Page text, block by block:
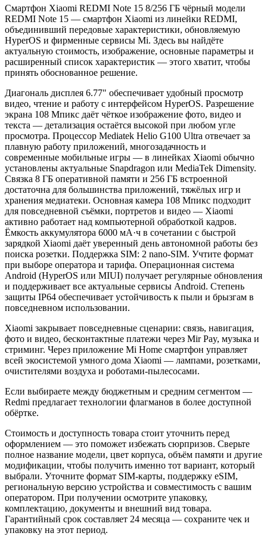
Смартфон Xiaomi REDMI Note 15 8/256 ГБ чёрный модели
REDMI Note 15 — смартфон Xiaomi из линейки REDMI,
объединивший передовые характеристики, обновляемую
HyperOS и фирменные сервисы Mi. Здесь вы найдёте
актуальную стоимость, изображение, основные параметры и
расширенный список характеристик — этого хватит, чтобы
принять обоснованное решение.
Диагональ дисплея 6.77" обеспечивает удобный просмотр
видео, чтение и работу с интерфейсом HyperOS. Разрешение
экрана 108 Мпикс даёт чёткое изображение фото, видео и
текста — детализация остаётся высокой при любом угле
просмотра. Процессор Mediatek Helio G100 Ultra отвечает за
плавную работу приложений, многозадачность и
современные мобильные игры — в линейках Xiaomi обычно
установлены актуальные Snapdragon или MediaTek Dimensity.
Связка 8 ГБ оперативной памяти и 256 ГБ встроенной
достаточна для большинства приложений, тяжёлых игр и
хранения медиатеки. Основная камера 108 Мпикс подходит
для повседневной съёмки, портретов и видео — Xiaomi
активно работает над компьютерной обработкой кадров.
Ёмкость аккумулятора 6000 мА·ч в сочетании с быстрой
зарядкой Xiaomi даёт уверенный день автономной работы без
поиска розетки. Поддержка SIM: 2 nano-SIM. Учтите формат
при выборе оператора и тарифа. Операционная система
Android (HyperOS или MIUI) получает регулярные обновления
и поддерживает все актуальные сервисы Android. Степень
защиты IP64 обеспечивает устойчивость к пыли и брызгам в
повседневном использовании.
Xiaomi закрывает повседневные сценарии: связь, навигация,
фото и видео, бесконтактные платежи через Mir Pay, музыка и
стриминг. Через приложение Mi Home смартфон управляет
всей экосистемой умного дома Xiaomi — лампами, розетками,
очистителями воздуха и роботами-пылесосами.
Если выбираете между бюджетным и средним сегментом —
Redmi предлагает технологии флагманов в более доступной
обёртке.
Стоимость и доступность товара стоит уточнить перед
оформлением — это поможет избежать сюрпризов. Сверьте
полное название модели, цвет корпуса, объём памяти и другие
модификации, чтобы получить именно тот вариант, который
выбрали. Уточните формат SIM-карты, поддержку eSIM,
региональную версию устройства и совместимость с вашим
оператором. При получении осмотрите упаковку,
комплектацию, документы и внешний вид товара.
Гарантийный срок составляет 24 месяца — сохраните чек и
упаковку на этот период.